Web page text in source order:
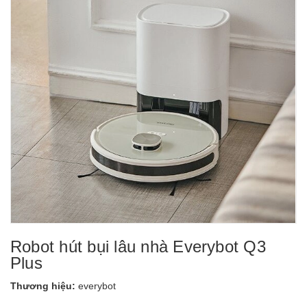
Robot hút bụi lâu nhà Everybot Q3
Plus
Thương hiệu: everybot